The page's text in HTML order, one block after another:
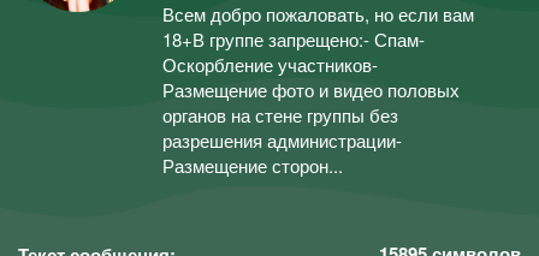
Всем добро пожаловать, но если вам
18+В группе запрещено:- Спам-
Оскорбление участников-
Размещение фото и видео половых
органов на стене группы без
разрешения администрации-
Размещение сторон...